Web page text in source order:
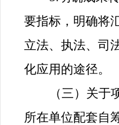
要指标，明确将
立法、执法、司
化应用的途径。
（三）关于
所在单位配套自筹